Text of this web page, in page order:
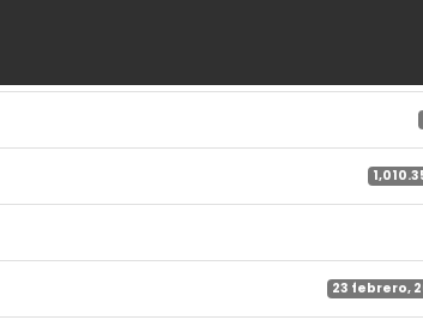
23 febrero,